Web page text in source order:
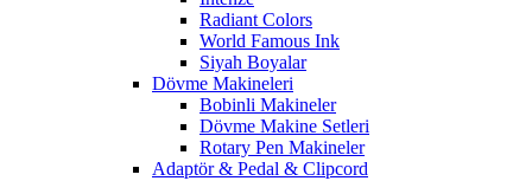
Radiant Colors
World Famous Ink
Siyah Boyalar
Dövme Makineleri
Bobinli Makineler
Dövme Makine Setleri
Rotary Pen Makineler
Adaptör & Pedal & Clipcord